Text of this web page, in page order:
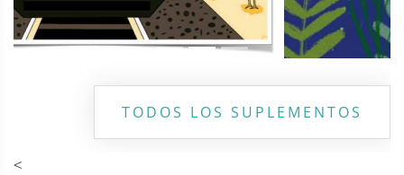
TODOS LOS SUPLEMENTOS
<